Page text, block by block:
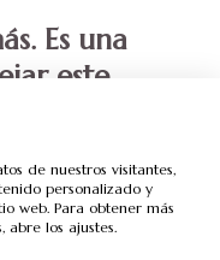
Es una
este
un plan
y continúa
de nuestros visitantes,
personalizado y
web. Para obtener más
abre los ajustes.